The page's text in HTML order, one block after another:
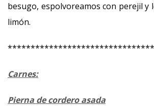
besugo, espolvoreamos con perejil y
limón.
Carnes:
Pierna de cordero asada